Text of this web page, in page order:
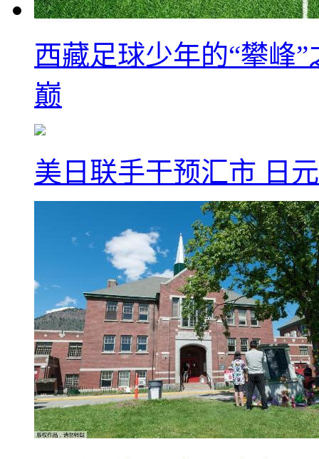
西藏足球少年的“攀峰
巅
美日联手干预汇市 日